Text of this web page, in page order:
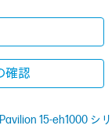
確認
15-eh1000 シリ